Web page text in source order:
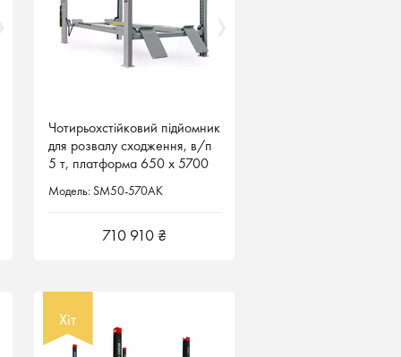
Чотирьохстійковий підйомник
для розвалу сходження, в/п
5 т, платформа 650 x 5700
Модель: SM50-570AK
710 910 ₴
Чотирьохстійковий підйомник
для розвалу сходження, в/п
5 т, платформа 650 x 5700
Модель: SM50-570AK
710 910 ₴
Хіт
Хіт